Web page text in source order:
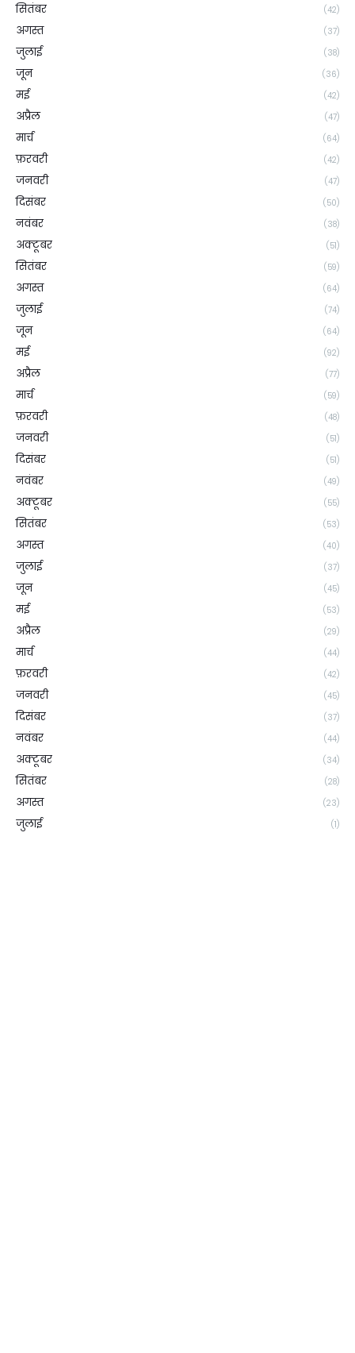
सितंबर (42)
अगस्त (37)
जुलाई (38)
जून (36)
मई (42)
अप्रैल (47)
मार्च (64)
फ़रवरी (42)
जनवरी (47)
दिसंबर (50)
नवंबर (38)
अक्टूबर (51)
सितंबर (59)
अगस्त (64)
जुलाई (74)
जून (64)
मई (92)
अप्रैल (77)
मार्च (59)
फ़रवरी (48)
जनवरी (51)
दिसंबर (51)
नवंबर (49)
अक्टूबर (55)
सितंबर (53)
अगस्त (40)
जुलाई (37)
जून (45)
मई (53)
अप्रैल (29)
मार्च (44)
फ़रवरी (42)
जनवरी (45)
दिसंबर (37)
नवंबर (44)
अक्टूबर (34)
सितंबर (28)
अगस्त (23)
जुलाई (1)